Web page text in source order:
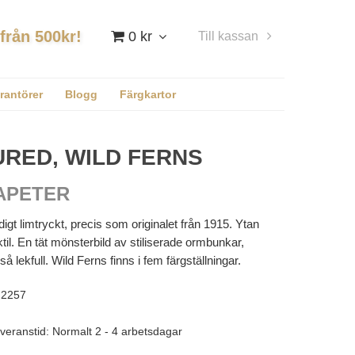
0 kr Till kassan
500kr!
Blogg Färgkartor
WILD FERNS
limtryckt, precis som originalet från 1915. Ytan
En tät mönsterbild av stiliserade ormbunkar,
lekfull. Wild Ferns finns i fem färgställningar.
2257
Normalt 2 - 4 arbetsdagar